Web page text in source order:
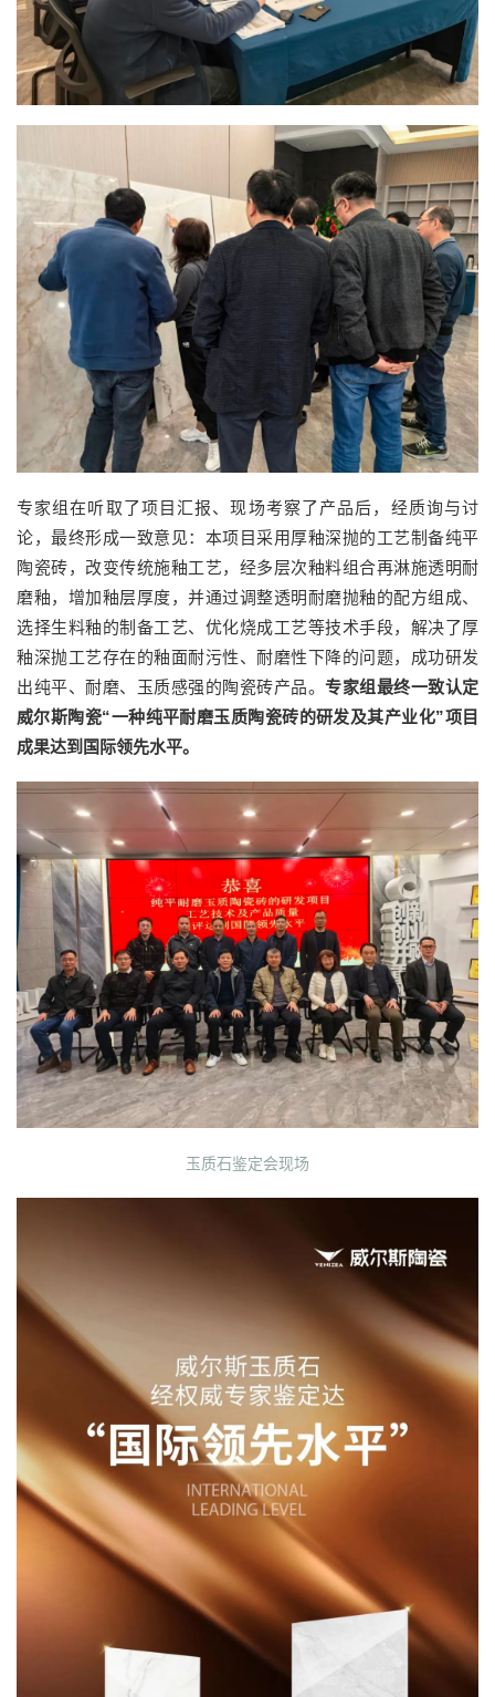
专家组在听取了项目汇报、现场考察了产品后，经质询与讨
论，最终形成一致意见：本项目采用厚釉深抛的工艺制备纯平
陶瓷砖，改变传统施釉工艺，经多层次釉料组合再淋施透明耐
磨釉，增加釉层厚度，并通过调整透明耐磨抛釉的配方组成、
选择生料釉的制备工艺、优化烧成工艺等技术手段，解决了厚
釉深抛工艺存在的釉面耐污性、耐磨性下降的问题，成功研发
出纯平、耐磨、玉质感强的陶瓷砖产品。 专家组最终一致认定
威尔斯陶瓷“一种纯平耐磨玉质陶瓷砖的研发及其产业化”项目
成果达到国际领先水平。
玉质石鉴定会现场